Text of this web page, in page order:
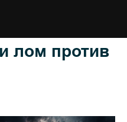
лом против